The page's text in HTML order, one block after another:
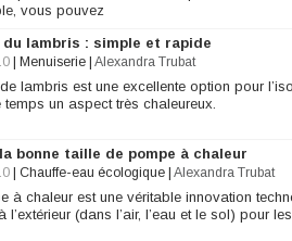
vous pouvez
du lambris : simple et rapide
Menuiserie Alexandra Trubat
lambris est une excellente option pour
temps un aspect très chaleureux.
bonne taille de pompe à chaleur
Chauffe-eau écologique Alexandra Trubat
à chaleur est une véritable innovation
l’extérieur (dans l’air, l’eau et le sol) pour